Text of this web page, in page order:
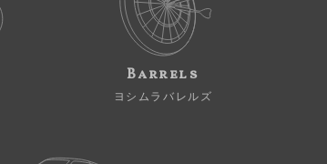
Barrels
ヨシムラバレルズ